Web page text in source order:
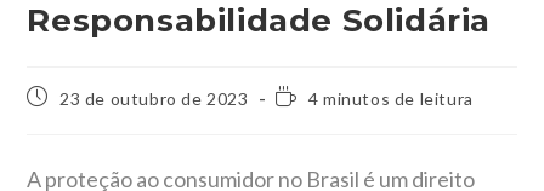
Responsabilidade Solidária
23 de outubro de 2023 4 minutos de leitura
A proteção ao consumidor no Brasil é um direito